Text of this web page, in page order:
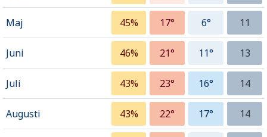
Maj 45% 17° 6° 11
Juni 46% 21° 11° 13
Juli 43% 23° 16° 14
Augusti 43% 22° 17° 14